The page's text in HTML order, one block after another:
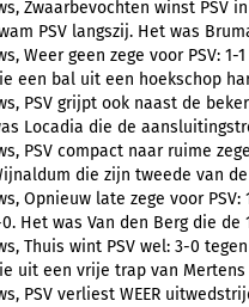
Zwaarbevochten winst PSV
PSV langszij. Het was
Weer geen zege voor PSV: 1-
een bal uit een hoekschop
PSV grijpt ook naast de
Locadia die de
PSV compact naar ruime
die zijn tweede van
Opnieuw late zege voor PSV:
0. Het was Van den Berg die de
Thuis wint PSV wel: 3-0
uit een vrije trap van Mertens
PSV verliest WEER